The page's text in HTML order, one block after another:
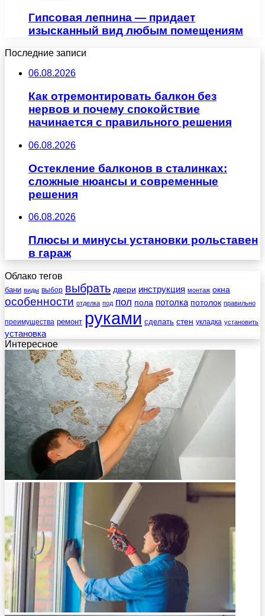
Гипсовая лепнина — придает
изысканный вид любым помещениям
Последние записи
06.08.2026
Как отремонтировать балкон без
нервов и почему спокойствие
начинается с правильного решения
06.08.2026
Остекление балконов в сталинках:
сложные нюансы и современные
решения
06.08.2026
Плюсы и минусы установки рольставен
в гараж
Облако тегов
бани виды выбор выбрать двери инструкция монтаж окна
особенности отделка под пол пола потолка потолок правильно
преимущества ремонт руками сделать стен укладка установить
установка
Интересное